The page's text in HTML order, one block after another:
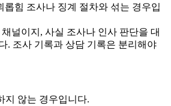
롭힘 조사나 징계 절차와 섞는 경우입
널이지, 사실 조사나 인사 판단을 대
. 조사 기록과 상담 기록은 분리해야
지 않는 경우입니다.